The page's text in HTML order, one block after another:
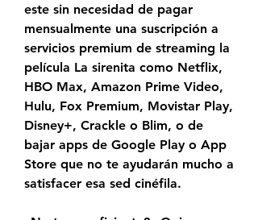
este sin necesidad de pagar
mensualmente una suscripción a
servicios premium de streaming la
película La sirenita como Netflix,
HBO Max, Amazon Prime Video,
Hulu, Fox Premium, Movistar Play,
Disney+, Crackle o Blim, o de
bajar apps de Google Play o App
Store que no te ayudarán mucho a
satisfacer esa sed cinéfila.